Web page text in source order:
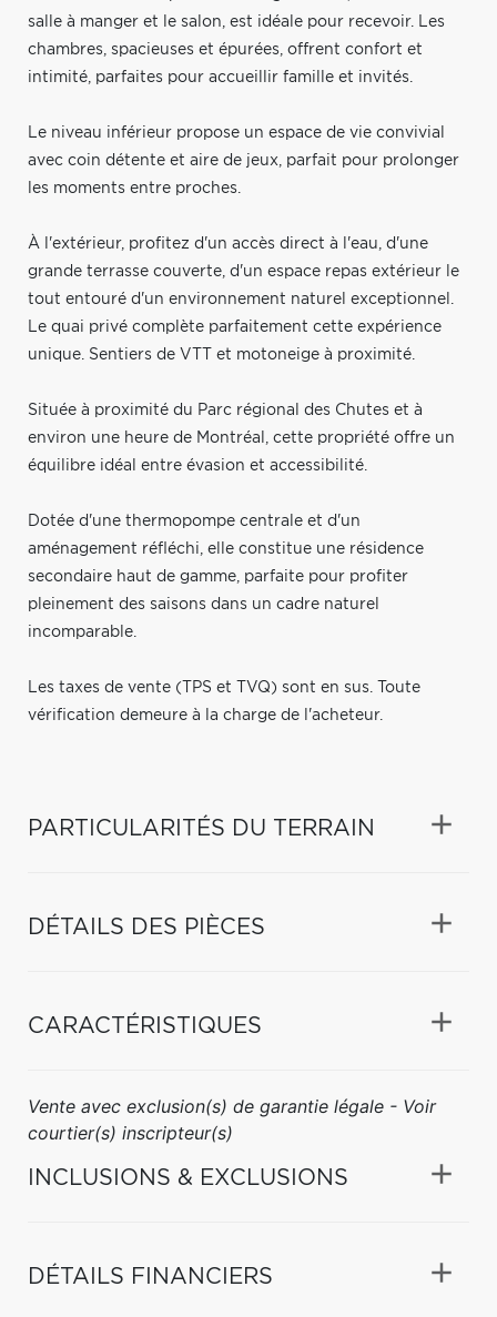
salle à manger et le salon, est idéale pour recevoir. Les
chambres, spacieuses et épurées, offrent confort et
intimité, parfaites pour accueillir famille et invités.
Le niveau inférieur propose un espace de vie convivial
avec coin détente et aire de jeux, parfait pour prolonger
les moments entre proches.
À l'extérieur, profitez d'un accès direct à l'eau, d'une
grande terrasse couverte, d'un espace repas extérieur le
tout entouré d'un environnement naturel exceptionnel.
Le quai privé complète parfaitement cette expérience
unique. Sentiers de VTT et motoneige à proximité.
Située à proximité du Parc régional des Chutes et à
environ une heure de Montréal, cette propriété offre un
équilibre idéal entre évasion et accessibilité.
Dotée d'une thermopompe centrale et d'un
aménagement réfléchi, elle constitue une résidence
secondaire haut de gamme, parfaite pour profiter
pleinement des saisons dans un cadre naturel
incomparable.
Les taxes de vente (TPS et TVQ) sont en sus. Toute
vérification demeure à la charge de l'acheteur.
PARTICULARITÉS DU TERRAIN
DÉTAILS DES PIÈCES
CARACTÉRISTIQUES
Vente avec exclusion(s) de garantie légale - Voir
courtier(s) inscripteur(s)
INCLUSIONS & EXCLUSIONS
DÉTAILS FINANCIERS